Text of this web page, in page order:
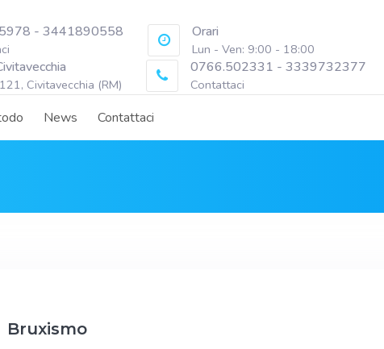
- 3441890558 Orari
Lun - Ven: 9:00 - 18:00
Civitavecchia (RM)
0766.502331 - 3339732377
Contattaci
News Contattaci
Bruxismo